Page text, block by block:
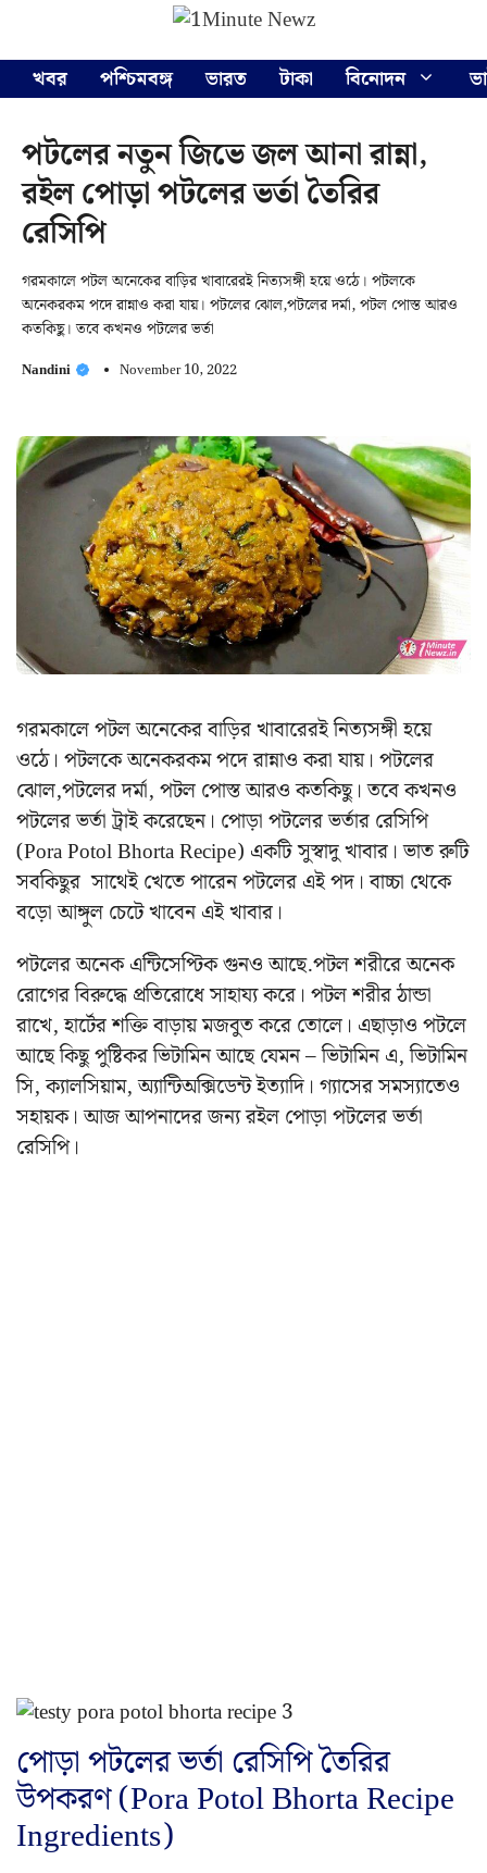
content
খবর
পশ্চিমবঙ্গ ভারত টাকা বিনোদন
পটলের নতুন জিভে জল আনা রান্না,
রইল পোড়া পটলের ভর্তা তৈরির
রেসিপি
গরমকালে পটল অনেকের বাড়ির খাবারেরই নিত্যসঙ্গী হয়ে ওঠে। পটলকে
অনেকরকম পদে রান্নাও করা যায়। পটলের ঝোল,পটলের দর্মা, পটল পোস্ত আরও
কতকিছু। তবে কখনও পটলের ভর্তা
Nandini November 10, 2022
গরমকালে পটল অনেকের বাড়ির খাবারেরই নিত্যসঙ্গী হয়ে
ওঠে। পটলকে অনেকরকম পদে রান্নাও করা যায়। পটলের
ঝোল,পটলের দর্মা, পটল পোস্ত আরও কতকিছু। তবে কখনও
পটলের ভর্তা ট্রাই করেছেন। পোড়া পটলের ভর্তার রেসিপি
(Pora Potol Bhorta Recipe) একটি সুস্বাদু খাবার। ভাত রুটি
সবকিছুর সাথেই খেতে পারেন পটলের এই পদ। বাচ্চা থেকে
বড়ো আঙ্গুল চেটে খাবেন এই খাবার।
পটলের অনেক এন্টিসেপ্টিক গুনও আছে.পটল শরীরে অনেক
রোগের বিরুদ্ধে প্রতিরোধে সাহায্য করে। পটল শরীর ঠান্ডা
রাখে, হার্টের শক্তি বাড়ায় মজবুত করে তোলে। এছাড়াও পটলে
আছে কিছু পুষ্টিকর ভিটামিন আছে যেমন – ভিটামিন এ, ভিটামিন
সি, ক্যালসিয়াম, অ্যান্টিঅক্সিডেন্ট ইত্যাদি। গ্যাসের সমস্যাতেও
সহায়ক। আজ আপনাদের জন্য রইল পোড়া পটলের ভর্তা
রেসিপি।
পোড়া পটলের ভর্তা রেসিপি তৈরির
উপকরণ (Pora Potol Bhorta Recipe
Ingredients)